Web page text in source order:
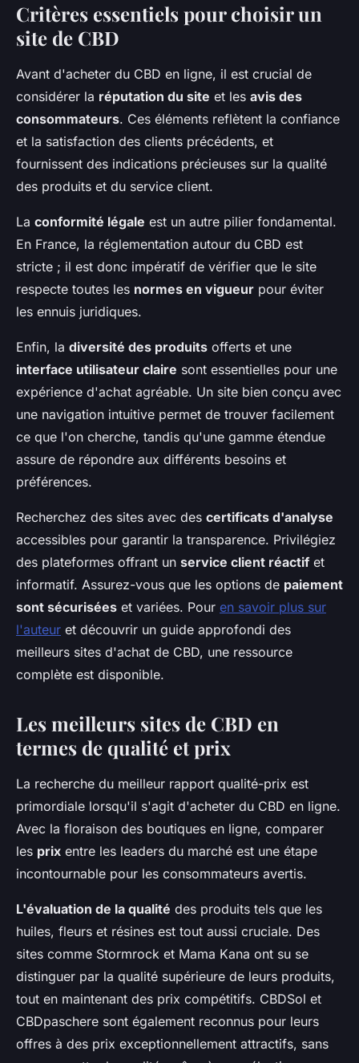
Critères essentiels pour choisir un
site de CBD
Avant d'acheter du CBD en ligne, il est crucial de
considérer la réputation du site et les avis des
consommateurs. Ces éléments reflètent la confiance
et la satisfaction des clients précédents, et
fournissent des indications précieuses sur la qualité
des produits et du service client.
La conformité légale est un autre pilier fondamental.
En France, la réglementation autour du CBD est
stricte ; il est donc impératif de vérifier que le site
respecte toutes les normes en vigueur pour éviter
les ennuis juridiques.
Enfin, la diversité des produits offerts et une
interface utilisateur claire sont essentielles pour une
expérience d'achat agréable. Un site bien conçu avec
une navigation intuitive permet de trouver facilement
ce que l'on cherche, tandis qu'une gamme étendue
assure de répondre aux différents besoins et
préférences.
Recherchez des sites avec des certificats d'analyse
accessibles pour garantir la transparence. Privilégiez
des plateformes offrant un service client réactif et
informatif. Assurez-vous que les options de paiement
sont sécurisées et variées. Pour en savoir plus sur
l'auteur et découvrir un guide approfondi des
meilleurs sites d'achat de CBD, une ressource
complète est disponible.
Les meilleurs sites de CBD en
termes de qualité et prix
La recherche du meilleur rapport qualité-prix est
primordiale lorsqu'il s'agit d'acheter du CBD en ligne.
Avec la floraison des boutiques en ligne, comparer
les prix entre les leaders du marché est une étape
incontournable pour les consommateurs avertis.
L'évaluation de la qualité des produits tels que les
huiles, fleurs et résines est tout aussi cruciale. Des
sites comme Stormrock et Mama Kana ont su se
distinguer par la qualité supérieure de leurs produits,
tout en maintenant des prix compétitifs. CBDSol et
CBDpaschere sont également reconnus pour leurs
offres à des prix exceptionnellement attractifs, sans